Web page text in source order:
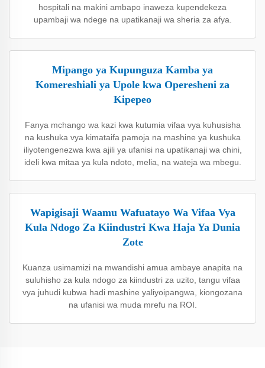
hospitali na makini ambapo inaweza kupendekeza
upambaji wa ndege na upatikanaji wa sheria za afya.
Mipango ya Kupunguza Kamba ya
Komereshiali ya Upole kwa Operesheni za
Kipepeo
Fanya mchango wa kazi kwa kutumia vifaa vya kuhusisha
na kushuka vya kimataifa pamoja na mashine ya kushuka
iliyotengenezwa kwa ajili ya ufanisi na upatikanaji wa chini,
ideli kwa mitaa ya kula ndoto, melia, na wateja wa mbegu.
Wapigisaji Waamu Wafuatayo Wa Vifaa Vya
Kula Ndogo Za Kiindustri Kwa Haja Ya Dunia
Zote
Kuanza usimamizi na mwandishi amua ambaye anapita na
suluhisho za kula ndogo za kiindustri za uzito, tangu vifaa
vya juhudi kubwa hadi mashine yaliyoipangwa, kiongozana
na ufanisi wa muda mrefu na ROI.